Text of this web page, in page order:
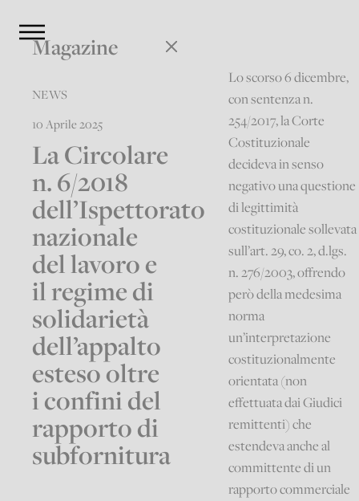
Magazine
NEWS
10 Aprile 2025
La Circolare
n. 6/2018
dell’Ispettorato
nazionale
del lavoro e
il regime di
solidarietà
dell’appalto
esteso oltre
i confini del
rapporto di
subfornitura
Lo scorso 6 dicembre,
con sentenza n.
254/2017, la Corte
Costituzionale
decideva in senso
negativo una questione
di legittimità
costituzionale sollevata
sull’art. 29, co. 2, d.lgs.
n. 276/2003, offrendo
però della medesima
norma
un’interpretazione
costituzionalmente
orientata (non
effettuata dai Giudici
remittenti) che
estendeva anche al
committente di un
rapporto commerciale